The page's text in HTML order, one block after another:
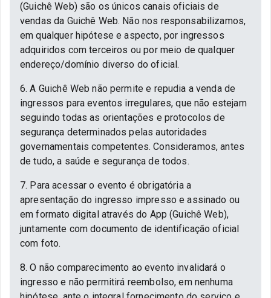
(Guichê Web) são os únicos canais oficiais de
vendas da Guichê Web. Não nos responsabilizamos,
em qualquer hipótese e aspecto, por ingressos
adquiridos com terceiros ou por meio de qualquer
endereço/domínio diverso do oficial.
6. A Guichê Web não permite e repudia a venda de
ingressos para eventos irregulares, que não estejam
seguindo todas as orientações e protocolos de
segurança determinados pelas autoridades
governamentais competentes. Consideramos, antes
de tudo, a saúde e segurança de todos.
7. Para acessar o evento é obrigatória a
apresentação do ingresso impresso e assinado ou
em formato digital através do App (Guichê Web),
juntamente com documento de identificação oficial
com foto.
8. O não comparecimento ao evento invalidará o
ingresso e não permitirá reembolso, em nenhuma